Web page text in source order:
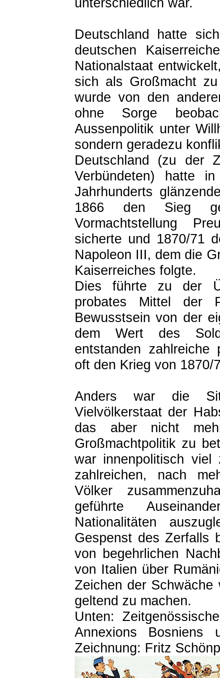
Deutschland hatte
deutschen
Nationalstaat
sich als Großmacht
wurde von den
ohne Sorge
Aussenpolitik unter
sondern geradezu
Deutschland (zu der
Verbündeten) hatte
Jahrhunderts
1866 den Sieg
Vormachtstellung
sicherte und 1870/71
Napoleon III, dem die
Kaiserreiches folgte.
Dies führte zu der
probates Mittel der
Bewusstsein von der
dem Wert des
entstanden zahlreiche
oft den Krieg von 1870/
Anders war die
Vielvölkerstaat der
das aber nicht
Großmachtpolitik zu
war innenpolitisch
zahlreichen, nach
Völker
geführte
Nationalitäten
Gespenst des Zerfalls
von begehrlichen
von Italien über
Zeichen der Schwäche
geltend zu machen.
Unten:
Annexions Bosniens
Zeichnung: Fritz